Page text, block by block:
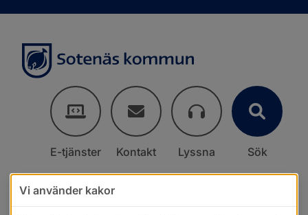
E-tjänster Kontakt Lyssna Sök
Vi använder kakor